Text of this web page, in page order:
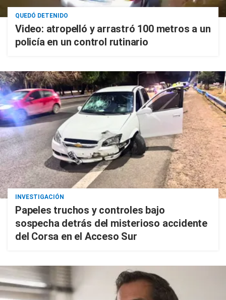
QUEDÓ DETENIDO
Video: atropelló y arrastró 100 metros a un
policía en un control rutinario
INVESTIGACIÓN
Papeles truchos y controles bajo
sospecha detrás del misterioso accidente
del Corsa en el Acceso Sur